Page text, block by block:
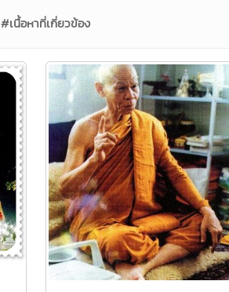
#เนื้อหาที่เกี่ยวข้อง